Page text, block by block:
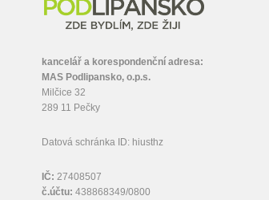
kancelář a korespondenční adresa:
MAS Podlipansko, o.p.s.
Milčice 32
289 11 Pečky
Datová schránka ID: hiusthz
IČ: 27408507
č.účtu: 438868349/0800